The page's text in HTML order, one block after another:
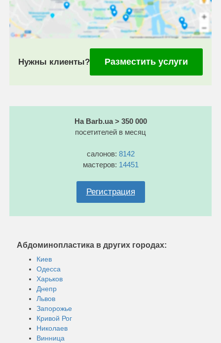
Нужны клиенты? Разместить услуги
На Barb.ua > 350 000
посетителей в месяц
салонов: 8142
мастеров: 14451
Регистрация
Абдоминопластика в других городах:
Киев
Одесса
Харьков
Днепр
Львов
Запорожье
Кривой Рог
Николаев
Винница